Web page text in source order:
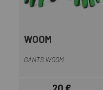
WOOM
GANTS WOOM